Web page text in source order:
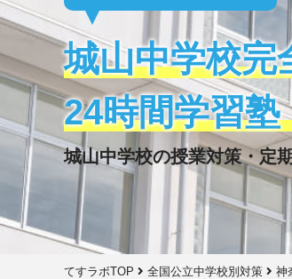
城山中学校完
24時間学習
城山中学校の授業対策・定
てすラボTOP 全国公立中学校別対策 神